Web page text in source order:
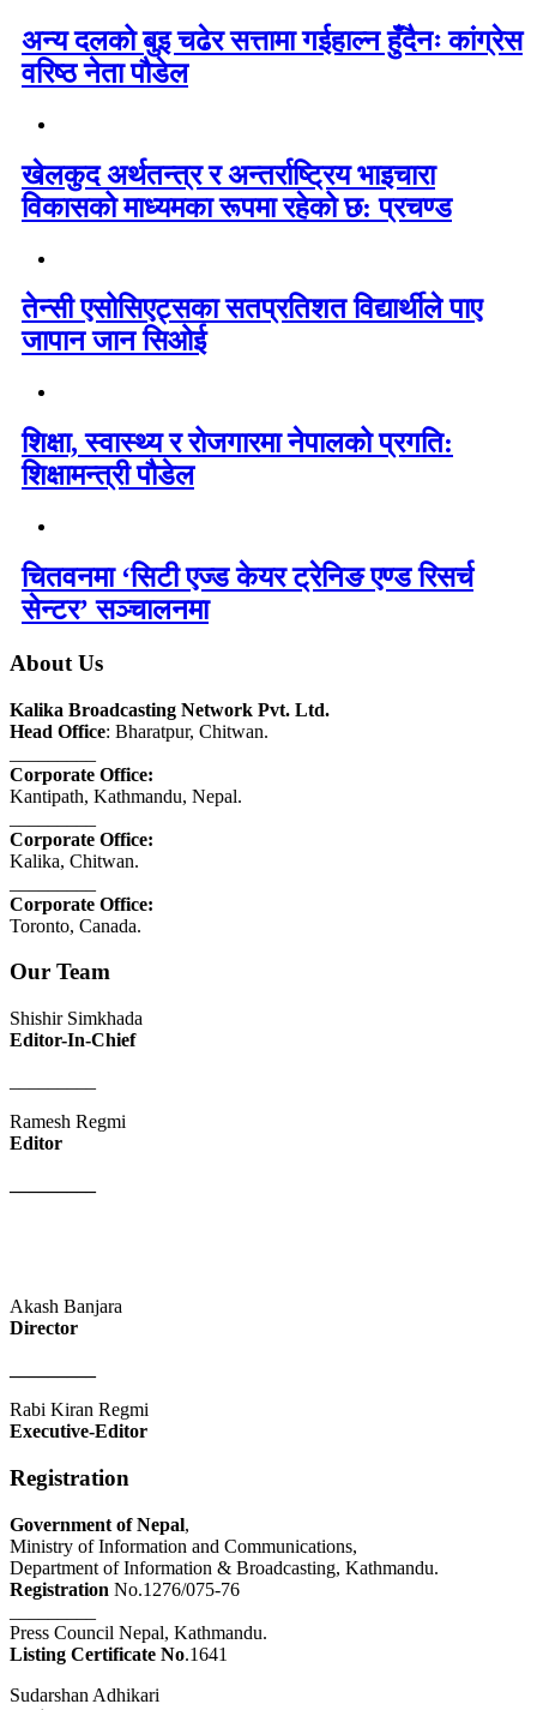
अन्य दलको बुइ चढेर सत्तामा गईहाल्न हुँदैनः कांग्रेस
वरिष्ठ नेता पौडेल
खेलकुद अर्थतन्त्र र अन्तर्राष्ट्रिय भाइचारा
विकासको माध्यमका रूपमा रहेको छ: प्रचण्ड
तेन्सी एसोसिएट्सका सतप्रतिशत विद्यार्थीले पाए
जापान जान सिओई
शिक्षा, स्वास्थ्य र रोजगारमा नेपालको प्रगति:
शिक्षामन्त्री पौडेल
चितवनमा ‘सिटी एज्ड केयर ट्रेनिङ एण्ड रिसर्च
सेन्टर’ सञ्चालनमा
About Us
Kalika Broadcasting Network Pvt. Ltd.
Head Office: Bharatpur, Chitwan.
Corporate Office:
Kantipath, Kathmandu, Nepal.
Corporate Office:
Kalika, Chitwan.
Corporate Office:
Toronto, Canada.
Our Team
Shishir Simkhada
Editor-In-Chief
Ramesh Regmi
Editor
Akash Banjara
Director
Rabi Kiran Regmi
Executive-Editor
Registration
Government of Nepal,
Ministry of Information and Communications,
Department of Information & Broadcasting, Kathmandu.
Registration No.1276/075-76
Press Council Nepal, Kathmandu.
Listing Certificate No.1641
Sudarshan Adhikari